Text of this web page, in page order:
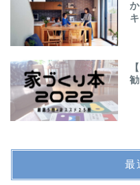
最